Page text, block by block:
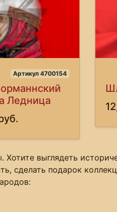
Артикул 4700154
Ледница
выглядеть
сделать подарок